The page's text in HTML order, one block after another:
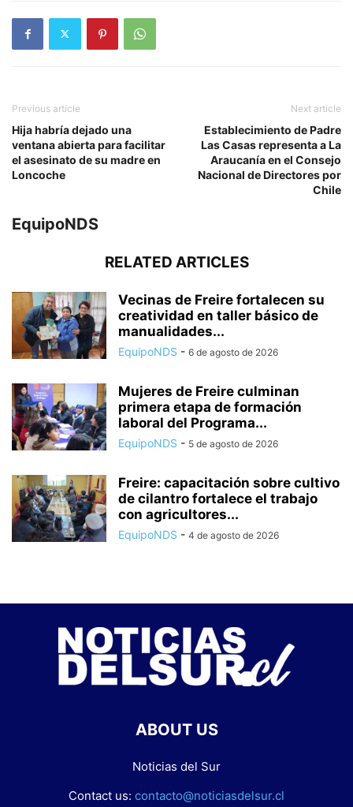
Previous article
Hija habría dejado una
ventana abierta para facilitar
el asesinato de su madre en
Loncoche
Next article
Establecimiento de Padre
Las Casas representa a La
Araucanía en el Consejo
Nacional de Directores por
Chile
EquipoNDS
RELATED ARTICLES
Vecinas de Freire fortalecen su
creatividad en taller básico de
manualidades...
EquipoNDS - 6 de agosto de 2026
Mujeres de Freire culminan
primera etapa de formación
laboral del Programa...
EquipoNDS - 5 de agosto de 2026
Freire: capacitación sobre cultivo
de cilantro fortalece el trabajo
con agricultores...
EquipoNDS - 4 de agosto de 2026
ABOUT US
Noticias del Sur
Contact us: contacto@noticiasdelsur.cl